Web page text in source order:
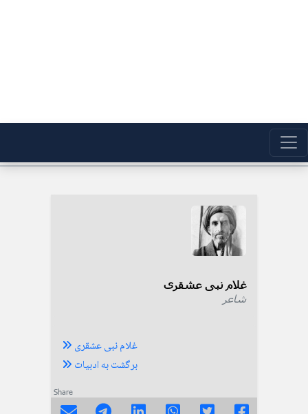
غلام نبی عشقری
شاعر
غلام نبی عشقری
برگشت به ادبیات
Share